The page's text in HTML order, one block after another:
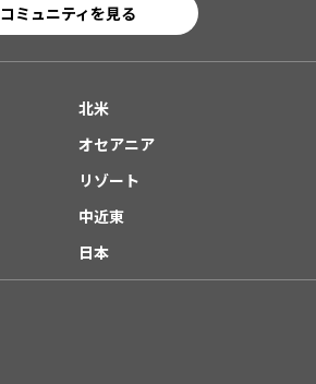
コミュニティを見る
北米
オセアニア
リゾート
中近東
日本